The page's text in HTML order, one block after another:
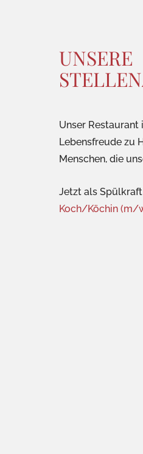
UNSERE
Unser Restaurant
Lebensfreude zu
Menschen, die
Jetzt als
Koch/Köchin (m/